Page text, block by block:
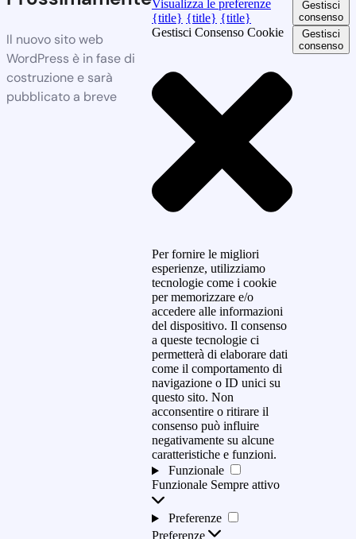
Il nuovo sito web
WordPress è in fase di
costruzione e sarà
pubblicato a breve
Visualizza le preferenze
{title} {title} {title}
Gestisci Consenso Cookie
Per fornire le migliori
esperienze, utilizziamo
tecnologie come i cookie
per memorizzare e/o
accedere alle informazioni
del dispositivo. Il consenso
a queste tecnologie ci
permetterà di elaborare dati
come il comportamento di
navigazione o ID unici su
questo sito. Non
acconsentire o ritirare il
consenso può influire
negativamente su alcune
caratteristiche e funzioni.
Funzionale
Funzionale Sempre attivo
Preferenze
Preferenze
Gestisci
consenso
Gestisci
consenso